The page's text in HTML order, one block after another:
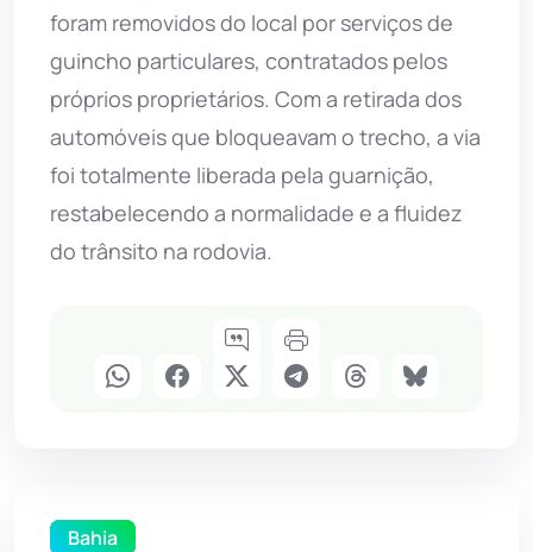
foram removidos do local por serviços de
guincho particulares, contratados pelos
próprios proprietários. Com a retirada dos
automóveis que bloqueavam o trecho, a via
foi totalmente liberada pela guarnição,
restabelecendo a normalidade e a fluidez
do trânsito na rodovia.
Bahia